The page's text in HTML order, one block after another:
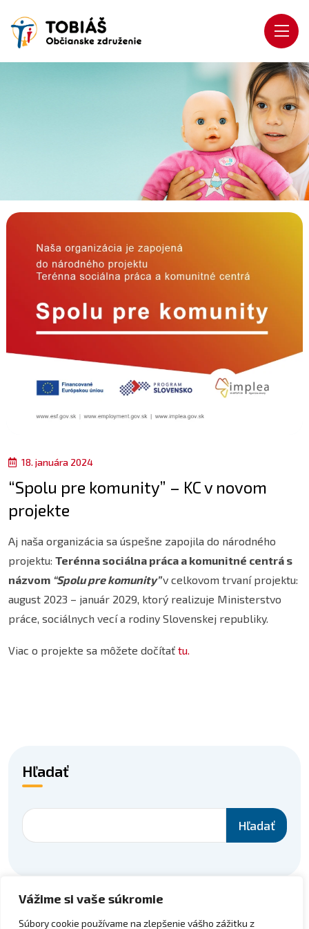
Vážime si vaše súkromie
Súbory cookie používame na zlepšenie vášho zážitku z
18. januára 2024
“Spolu pre komunity” – KC v novom
projekte
Aj naša organizácia sa úspešne zapojila do národného
projektu: Terénna sociálna práca a komunitné centrá s
názvom “Spolu pre komunity”v celkovom trvaní projektu:
august 2023 – január 2029, ktorý realizuje Ministerstvo
práce, sociálnych vecí a rodiny Slovenskej republiky.
Viac o projekte sa môžete dočítať tu.
Hľadať
Hľadať